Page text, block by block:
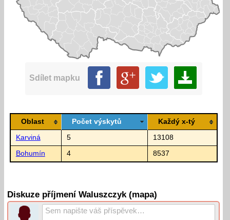
Sdílet mapku
Oblast Počet výskytů Každý x-tý
Karviná 5 13108
Bohumín 4 8537
Diskuze příjmení Waluszczyk (mapa)